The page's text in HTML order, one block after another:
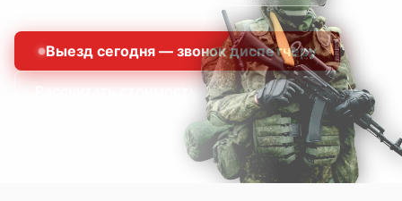
Выезд сегодня — звонок диспетчеру